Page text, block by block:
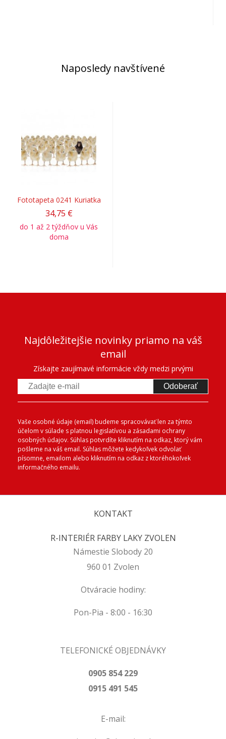
Naposledy navštívené
Fototapeta 0241 Kuriatka
34,75 €
do 1 až 2 týždňov u Vás
doma
Najdôležitejšie novinky priamo na váš
email
Získajte zaujímavé informácie vždy medzi prvými
Odoberať
Vaše osobné údaje (email) budeme spracovávať len za týmto
účelom v súlade s platnou legislatívou a zásadami ochrany
osobných údajov. Súhlas potvrdíte kliknutím na odkaz, ktorý vám
pošleme na váš email. Súhlas môžete kedykoľvek odvolať
písomne, emailom alebo kliknutím na odkaz z ktoréhokoľvek
informačného emailu.
KONTAKT
R-INTERIÉR FARBY LAKY ZVOLEN
Námestie Slobody 20
960 01 Zvolen
Otváracie hodiny:
Pon-Pia - 8:00 - 16:30
TELEFONICKÉ OBJEDNÁVKY
0905 854 229
0915 491 545
E-mail: